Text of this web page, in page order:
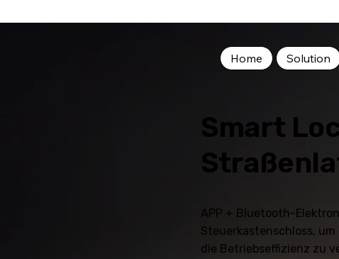
Home Solution
Smart
APP + Bluetooth-
Steuerkastenschloss,
die Betriebseffizienz zu